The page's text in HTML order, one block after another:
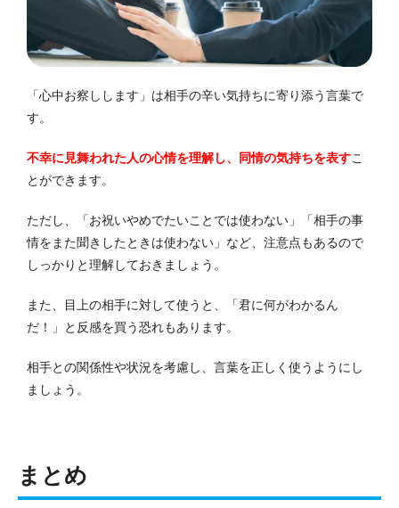
「心中お察しします」は相手の辛い気持ちに寄り添う言葉で
す。
不幸に見舞われた人の心情を理解し、同情の気持ちを表すこ
とができます。
ただし、「お祝いやめでたいことでは使わない」「相手の事
情をまた聞きしたときは使わない」など、注意点もあるので
しっかりと理解しておきましょう。
また、目上の相手に対して使うと、「君に何がわかるん
だ！」と反感を買う恐れもあります。
相手との関係性や状況を考慮し、言葉を正しく使うようにし
ましょう。
まとめ